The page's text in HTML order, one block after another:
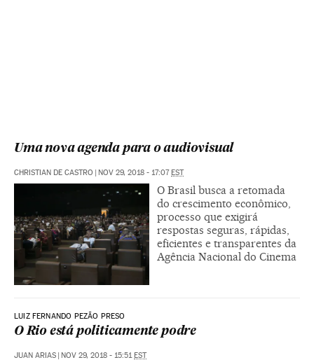
Uma nova agenda para o audiovisual
CHRISTIAN DE CASTRO NOV 29, 2018 - 17:07 EST
O Brasil busca a retomada
do crescimento econômico,
processo que exigirá
respostas seguras, rápidas,
eficientes e transparentes da
Agência Nacional do Cinema
LUIZ FERNANDO PEZÃO PRESO
O Rio está politicamente podre
JUAN ARIAS NOV 29, 2018 - 15:51 EST